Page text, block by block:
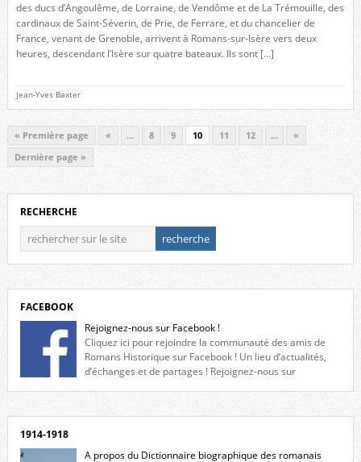
des ducs d’Angoulême, de Lorraine, de Vendôme et de La Trémouille, des
cardinaux de Saint-Séverin, de Prie, de Ferrare, et du chancelier de
France, venant de Grenoble, arrivent à Romans-sur-Isère vers deux
heures, descendant l’Isère sur quatre bateaux. Ils sont […]
Jean-Yves Baxter
« Première page « … 8 9 10 11 12 …
»
Dernière page »
RECHERCHE
FACEBOOK
Rejoignez-nous sur Facebook !
Cliquez ici pour rejoindre la communauté des amis de
Romans Historique sur Facebook ! Un lieu d’actualités,
d’échanges et de partages ! Rejoignez-nous sur
1914-1918
A propos du Dictionnaire biographique des romanais